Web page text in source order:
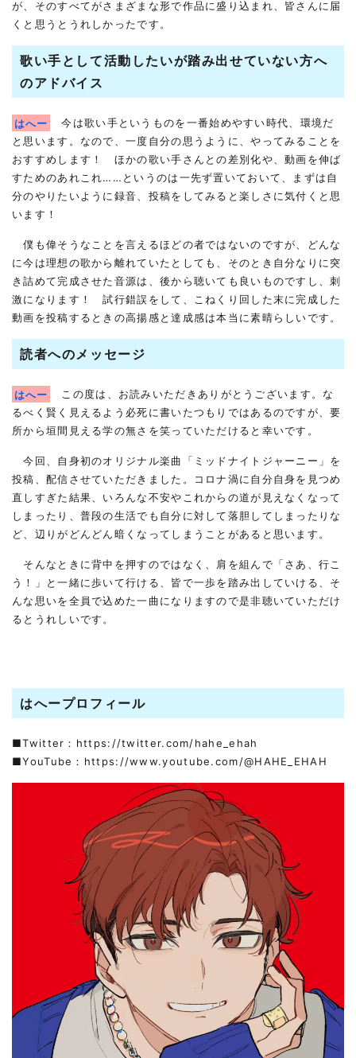
が、そのすべてがさまざまな形で作品に盛り込まれ、皆さんに届
くと思うとうれしかったです。
歌い手として活動したいが踏み出せていない方へ
のアドバイス
はへー
今は歌い手というものを一番始めやすい時代、環境だ
と思います。なので、一度自分の思うように、やってみることを
おすすめします！ ほかの歌い手さんとの差別化や、動画を伸ば
すためのあれこれ……というのは一先ず置いておいて、まずは自
分のやりたいように録音、投稿をしてみると楽しさに気付くと思
います！
僕も偉そうなことを言えるほどの者ではないのですが、どんな
に今は理想の歌から離れていたとしても、そのとき自分なりに突
き詰めて完成させた音源は、後から聴いても良いものですし、刺
激になります！ 試行錯誤をして、こねくり回した末に完成した
動画を投稿するときの高揚感と達成感は本当に素晴らしいです。
読者へのメッセージ
はへー
この度は、お読みいただきありがとうございます。な
るべく賢く見えるよう必死に書いたつもりではあるのですが、要
所から垣間見える学の無さを笑っていただけると幸いです。
今回、自身初のオリジナル楽曲「ミッドナイトジャーニー」を
投稿、配信させていただきました。コロナ渦に自分自身を見つめ
直しすぎた結果、いろんな不安やこれからの道が見えなくなって
しまったり、普段の生活でも自分に対して落胆してしまったりな
ど、辺りがどんどん暗くなってしまうことがあると思います。
そんなときに背中を押すのではなく、肩を組んで「さあ、行こ
う！」と一緒に歩いて行ける、皆で一歩を踏み出していける、そ
んな思いを全員で込めた一曲になりますので是非聴いていただけ
るとうれしいです。
はへープロフィール
■Twitter： https://twitter.com/hahe_ehah
■YouTube： https://www.youtube.com/@HAHE_EHAH